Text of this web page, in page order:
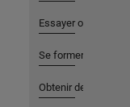
Essayer ou acheter
Se former
Obtenir de l'aide